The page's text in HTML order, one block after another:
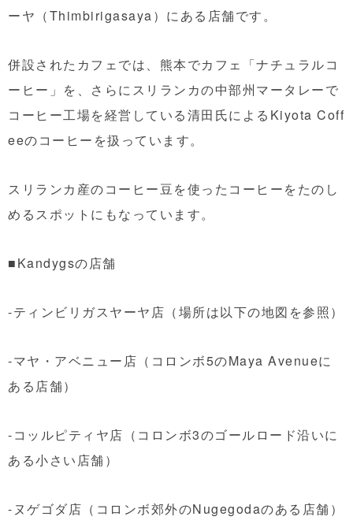
ーヤ（Thimbirigasaya）にある店舗です。
併設されたカフェでは、熊本でカフェ「ナチュラルコ
ーヒー」を、さらにスリランカの中部州マータレーで
コーヒー工場を経営している清田氏によるKiyota Coff
eeのコーヒーを扱っています。
スリランカ産のコーヒー豆を使ったコーヒーをたのし
めるスポットにもなっています。
■Kandygsの店舗
-ティンビリガスヤーヤ店（場所は以下の地図を参照）
-マヤ・アベニュー店（コロンボ5のMaya Avenueに
ある店舗）
-コッルピティヤ店（コロンボ3のゴールロード沿いに
ある小さい店舗）
-ヌゲゴダ店（コロンボ郊外のNugegodaのある店舗）